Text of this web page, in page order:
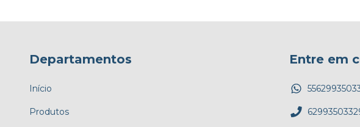
Departamentos
Início
Produtos
Entre em